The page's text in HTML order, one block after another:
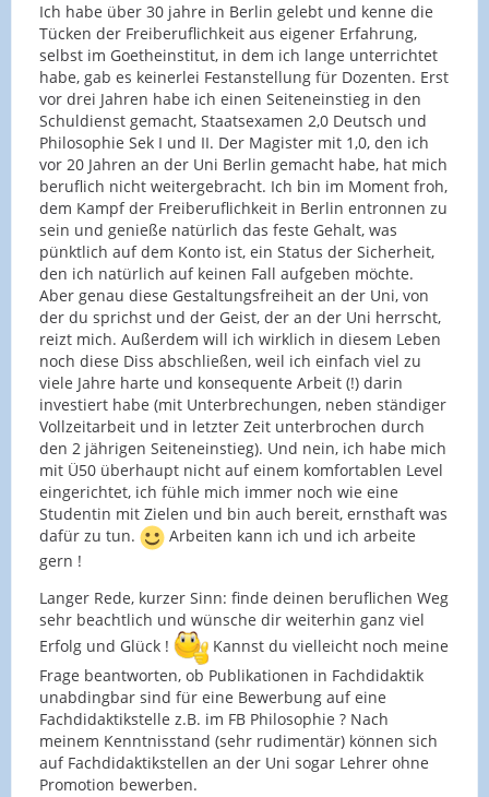
Ich habe über 30 jahre in Berlin gelebt und kenne die
Tücken der Freiberuflichkeit aus eigener Erfahrung,
selbst im Goetheinstitut, in dem ich lange unterrichtet
habe, gab es keinerlei Festanstellung für Dozenten. Erst
vor drei Jahren habe ich einen Seiteneinstieg in den
Schuldienst gemacht, Staatsexamen 2,0 Deutsch und
Philosophie Sek I und II. Der Magister mit 1,0, den ich
vor 20 Jahren an der Uni Berlin gemacht habe, hat mich
beruflich nicht weitergebracht. Ich bin im Moment froh,
dem Kampf der Freiberuflichkeit in Berlin entronnen zu
sein und genieße natürlich das feste Gehalt, was
pünktlich auf dem Konto ist, ein Status der Sicherheit,
den ich natürlich auf keinen Fall aufgeben möchte.
Aber genau diese Gestaltungsfreiheit an der Uni, von
der du sprichst und der Geist, der an der Uni herrscht,
reizt mich. Außerdem will ich wirklich in diesem Leben
noch diese Diss abschließen, weil ich einfach viel zu
viele Jahre harte und konsequente Arbeit (!) darin
investiert habe (mit Unterbrechungen, neben ständiger
Vollzeitarbeit und in letzter Zeit unterbrochen durch
den 2 jährigen Seiteneinstieg). Und nein, ich habe mich
mit Ü50 überhaupt nicht auf einem komfortablen Level
eingerichtet, ich fühle mich immer noch wie eine
Studentin mit Zielen und bin auch bereit, ernsthaft was
dafür zu tun.
Arbeiten kann ich und ich arbeite
gern !
Langer Rede, kurzer Sinn: finde deinen beruflichen Weg
sehr beachtlich und wünsche dir weiterhin ganz viel
Erfolg und Glück !
Kannst du vielleicht noch meine
Frage beantworten, ob Publikationen in Fachdidaktik
unabdingbar sind für eine Bewerbung auf eine
Fachdidaktikstelle z.B. im FB Philosophie ? Nach
meinem Kenntnisstand (sehr rudimentär) können sich
auf Fachdidaktikstellen an der Uni sogar Lehrer ohne
Promotion bewerben.